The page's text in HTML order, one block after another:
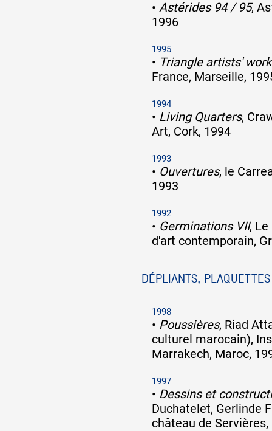
• Astérides 94 / 95,
1996
1995
• Triangle artists'
France, Marseille,
1994
• Living Quarters,
Art, Cork, 1994
1993
• Ouvertures, le
1993
1992
• Germinations VII,
d'art contemporain,
DÉPLIANTS, PLAQUETTES
1998
• Poussières, Riad
culturel marocain),
Marrakech, Maroc,
1997
• Dessins et
Duchatelet, Gerlinde
château de